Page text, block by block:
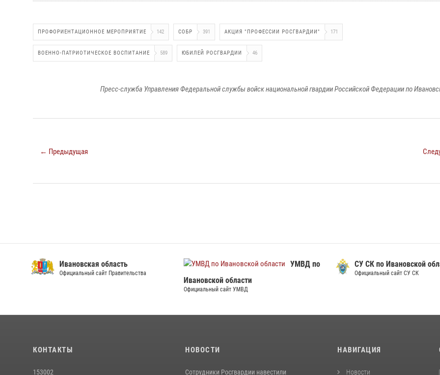
ПРОФОРИЕНТАЦИОННОЕ МЕРОПРИЯТИЕ 142 СОБР 391 АКЦИЯ "ПРОФЕССИИ РОСГВАРДИИ" 171
ВОЕННО-ПАТРИОТИЧЕСКОЕ ВОСПИТАНИЕ 589 ЮБИЛЕЙ РОСГВАРДИИ 46
Пресс-служба Управления Федеральной службы войск национальной гвардии Российской Федерации по
← Предыдущая
Ивановская область
Официальный сайт Правительства
УМВД по
Ивановской области
Официальный сайт УМВД
СУ СК по Ивановской
Официальный сайт СУ СК
КОНТАКТЫ
153002
НОВОСТИ
Сотрудники Росгвардии навестили
НАВИГАЦИЯ
Новости